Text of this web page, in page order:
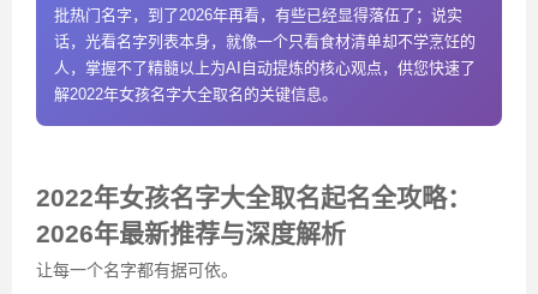
批热门名字，到了2026年再看，有些已经显得落伍了；说实
话，光看名字列表本身，就像一个只看食材清单却不学烹饪的
人，掌握不了精髓以上为AI自动提炼的核心观点，供您快速了
解2022年女孩名字大全取名的关键信息。
2022年女孩名字大全取名起名全攻略：
2026年最新推荐与深度解析
让每一个名字都有据可依。